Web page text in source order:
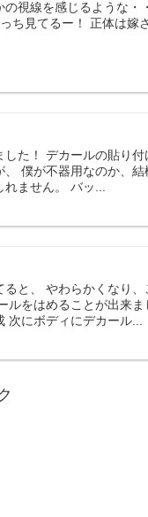
視線を感じるような・
ち見てるー！ 正体は嫁
た！ デカールの貼り
僕が不器用なのか、
ません。 バッ...
と、 やわらかくなり
ルをはめることが出来
にボディにデカール...